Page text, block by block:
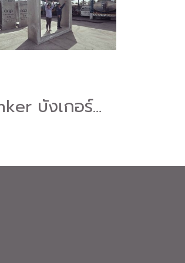
Bunker บังเกอร์สำเร็จรูป หลุมหลบภัยสำเร็จรูป